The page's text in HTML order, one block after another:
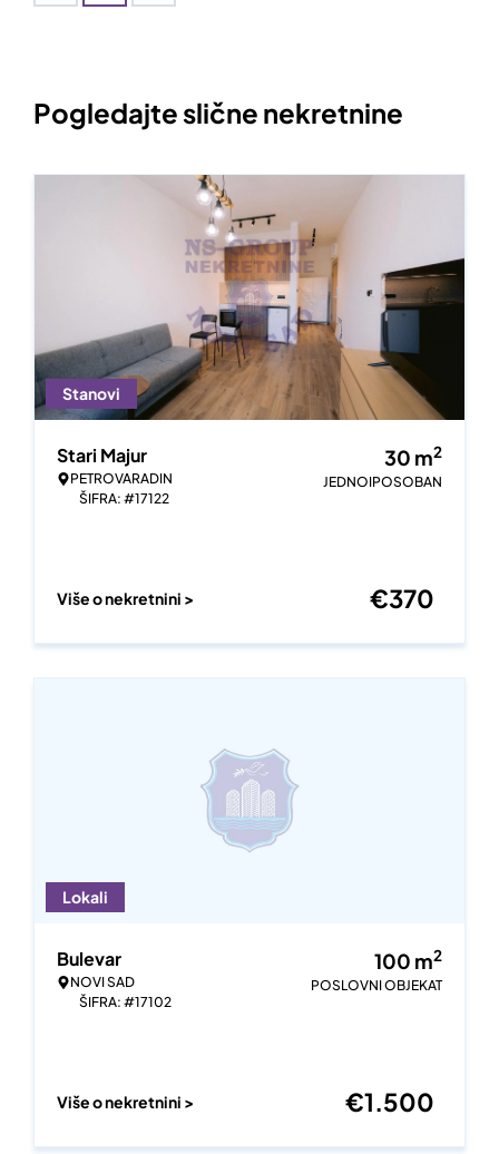
Pogledajte slične nekretnine
Stanovi
Stari Majur
PETROVARADIN
ŠIFRA: #17122
30 m2
JEDNOIPOSOBAN
Više o nekretnini > €370
Lokali
Bulevar
NOVI SAD
ŠIFRA: #17102
100 m2
POSLOVNI OBJEKAT
Više o nekretnini > €1.500